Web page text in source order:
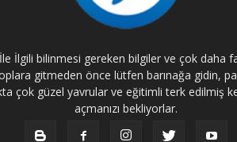
İlgili bilinmesi gereken bilgiler ve çok daha
gitmeden önce lütfen barınağa gidin,
çok güzel yavrular ve eğitimli terk edilmiş
açmanızı bekliyorlar.